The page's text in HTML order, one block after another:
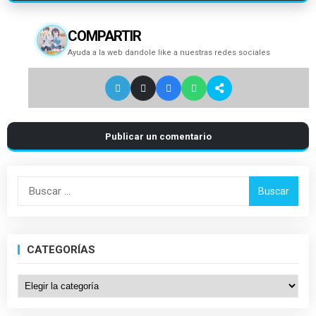
COMPARTIR
Ayuda a la web dandole like a nuestras redes sociales
Publicar un comentario
Buscar:
CATEGORÍAS
Categorías